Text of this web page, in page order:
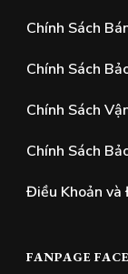
Chính Sách
Chính Sách
Chính Sách
Chính Sách
Điều Khoản và
FANPAGE